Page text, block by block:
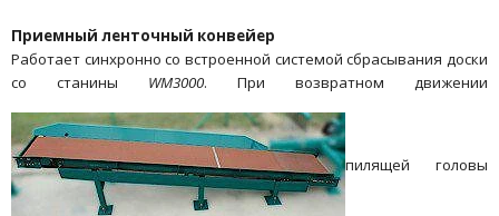
Приемный ленточный конвейер
Работает синхронно со встроенной системой сбрасывания доски
со станины WM3000. При возвратном движении
пилящей головы